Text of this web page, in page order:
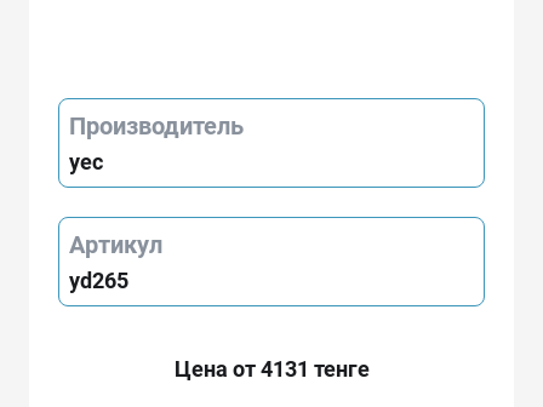
Производитель
yec
Артикул
yd265
Цена от 4131 тенге